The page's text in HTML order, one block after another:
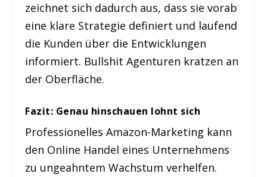
zeichnet sich dadurch aus, dass sie vorab
eine klare Strategie definiert und laufend
die Kunden über die Entwicklungen
informiert. Bullshit Agenturen kratzen an
der Oberfläche.
Fazit: Genau hinschauen lohnt sich
Professionelles Amazon-Marketing kann
den Online Handel eines Unternehmens
zu ungeahntem Wachstum verhelfen.